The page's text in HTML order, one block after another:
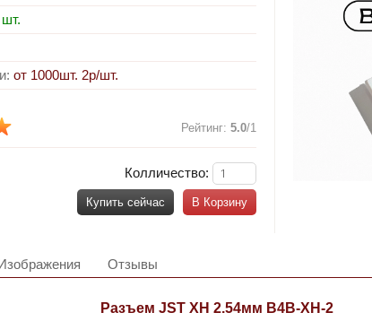
: от 1000шт. 2р/шт.
Рейтинг: 5.0/1
Колличество:
В Корзину
Купить сейчас
Отзывы
Разъем JST XH 2.54мм B4B-XH-2